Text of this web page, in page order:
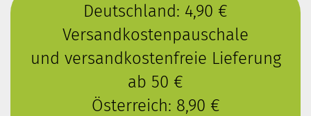
Deutschland: 4,90 €
Versandkostenpauschale
und versandkostenfreie Lieferung
ab 50 €
Österreich: 8,90 €